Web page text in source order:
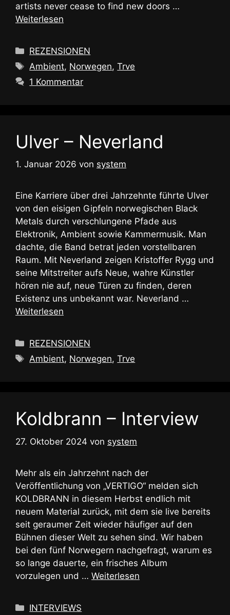
artists never cease to find new doors …
Weiterlesen
Kategorien
REZENSIONEN
Schlagwörter
Ambient, Norwegen,Trve
1 Kommentar
Ulver – Neverland
1. Januar 2026 von system
Eine Karriere über drei Jahrzehnte führte Ulver
von den eisigen Gipfeln norwegischen Black
Metals durch verschlungene Pfade aus
Elektronik, Ambient sowie Kammermusik. Man
dachte, die Band betrat jeden vorstellbaren
Raum. Mit Neverland zeigen Kristoffer Rygg und
seine Mitstreiter aufs Neue, wahre Künstler
hören nie auf, neue Türen zu finden, deren
Existenz uns unbekannt war. Neverland …
Weiterlesen
Kategorien
REZENSIONEN
Schlagwörter
Ambient, Norwegen,Trve
Koldbrann – Interview
27. Oktober 2024 von system
Mehr als ein Jahrzehnt nach der
Veröffentlichung von „VERTIGO“ melden sich
KOLDBRANN in diesem Herbst endlich mit
neuem Material zurück, mit dem sie live bereits
seit geraumer Zeit wieder häufiger auf den
Bühnen dieser Welt zu sehen sind. Wir haben
bei den fünf Norwegern nachgefragt, warum es
so lange dauerte, ein frisches Album
vorzulegen und … Weiterlesen
Kategorien
INTERVIEWS